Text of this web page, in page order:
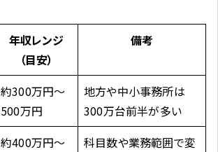
年収レンジ
（目安）
備考
約300万円～
500万円
地方や中小事務所は
300万台前半が多い
約400万円～
科目数や業務範囲で変